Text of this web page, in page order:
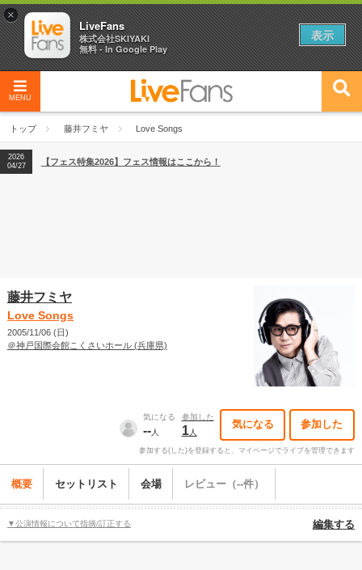
MENU
トップ 藤井フミヤ Love Songs
2026
04/27
2026
【ライブ動員ランキング】2026年上半期編発表！
2026
04/27
【フェス特集2026】フェス情報はここから！
藤井フミヤ
Love Songs
2005/11/06 (日)
＠神戸国際会館こくさいホール (兵庫県)
気になる
--人
参加した
1人
気になる 参加した
参加する(した)を登録すると、マイページでライブを管理できます
概要 セットリスト 会場 レビュー（--件）
▼公演情報について指摘/訂正する 編集する
×
LiveFans
株式会社SKIYAKI
無料 - In Google Play
表示